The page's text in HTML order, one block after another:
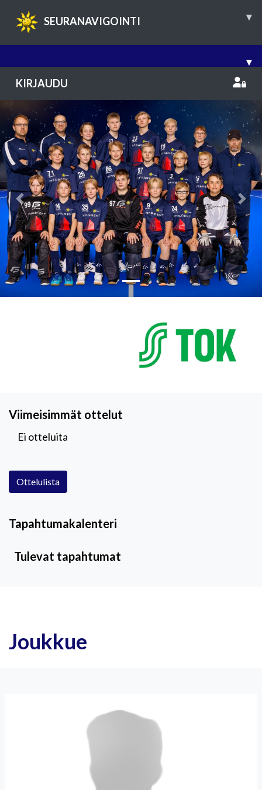
SEURANAVIGOINTI ▾
▾
KIRJAUDU
Previous
Viimeisimmät ottelut
Ei otteluita
Ottelulista
Tapahtumakalenteri
Tulevat tapahtumat
Joukkue